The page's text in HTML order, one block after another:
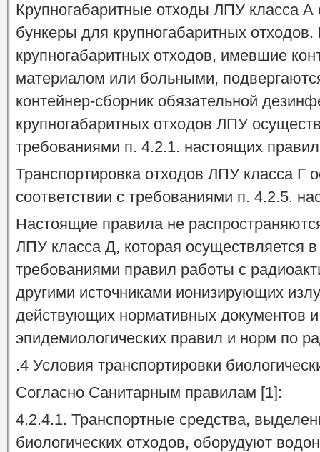
Крупногабаритные отходы ЛПУ класса
бункеры для крупногабаритных отходов.
крупногабаритных отходов, имевшие
материалом или больными,
контейнер-сборник обязательной
крупногабаритных отходов ЛПУ
требованиями п. 4.2.1. настоящих
Транспортировка отходов ЛПУ класса Г
соответствии с требованиями п. 4.2.5.
Настоящие правила не
ЛПУ класса Д, которая осуществляется в
требованиями правил работы с
другими источниками ионизирующих
действующих нормативных документов
эпидемиологических правил и норм по
.4 Условия транспортировки
Согласно Санитарным правилам [1]:
4.2.4.1. Транспортные средства,
биологических отходов, оборудуют